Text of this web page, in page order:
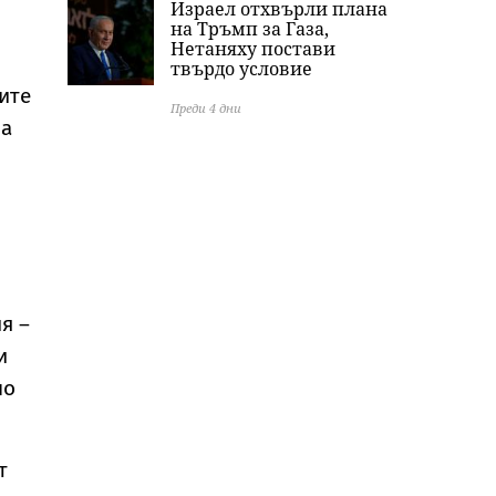
–
Израел отхвърли плана
на Тръмп за Газа,
Нетаняху постави
твърдо условие
Преди 4 дни